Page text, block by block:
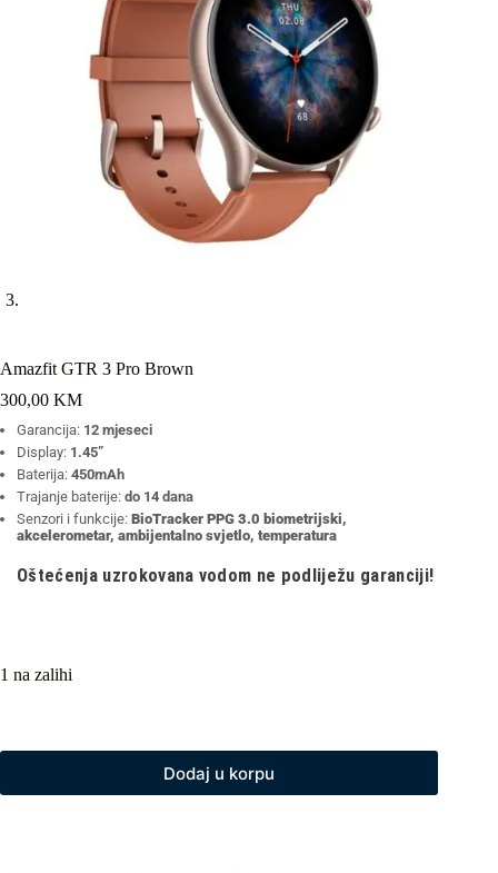
Amazfit GTR 3 Pro Brown
300,00 KM
Garancija: 12 mjeseci
Display: 1.45”
Baterija: 450mAh
Trajanje baterije: do 14 dana
Senzori i funkcije: BioTracker PPG 3.0 biometrijski,
akcelerometar, ambijentalno svjetlo, temperatura
Oštećenja uzrokovana vodom ne podliježu garanciji!
1 na zalihi
Dodaj u korpu